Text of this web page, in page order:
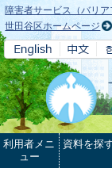
本文へ
障害者サービス（バリア
世田谷区ホームページ
利用者メニ
ュー
資料を探